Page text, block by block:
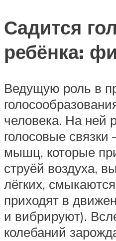
Садится
ребёнка:
Ведущую роль в
человека. На ней
голосовые
мышц, которые
струёй воздуха,
лёгких,
приходят в
и вибрируют).
колебаний